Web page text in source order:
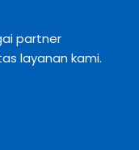
partner
layanan kami.